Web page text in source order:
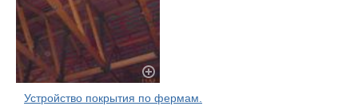
Устройство покрытия по фермам.